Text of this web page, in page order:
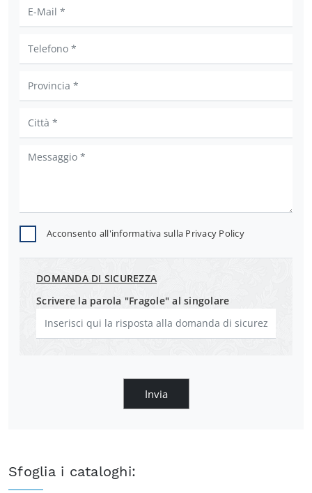
Acconsento all'informativa sulla Privacy Policy
DOMANDA DI SICUREZZA
Scrivere la parola "Fragole" al singolare
Invia
Sfoglia i cataloghi: